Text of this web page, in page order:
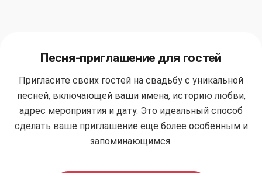
Песня-приглашение для гостей
Пригласите своих гостей на свадьбу с уникальной
песней, включающей ваши имена, историю любви,
адрес мероприятия и дату. Это идеальный способ
сделать ваше приглашение еще более особенным и
запоминающимся.